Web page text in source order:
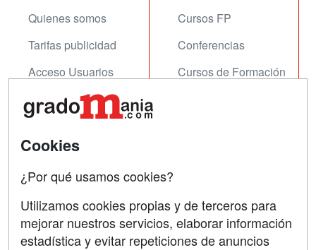
Quienes somos
Tarifas publicidad
Acceso Usuarios
Acceso Centros
Cursos FP
Conferencias
Cursos de Formación
Contactar
Copyleft
Cookies
¿Por qué usamos cookies?
Utilizamos cookies propias y de terceros para
mejorar nuestros servicios, elaborar información
estadística y evitar repeticiones de anuncios